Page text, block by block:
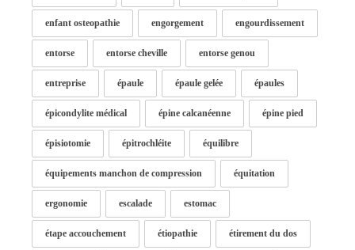
enfant osteopathie engorgement engourdissement
entorse entorse cheville entorse genou
entreprise épaule épaule gelée épaules
épicondylite médical épine calcanéenne épine pied
épisiotomie épitrochléite équilibre
équipements manchon de compression équitation
ergonomie escalade estomac
étape accouchement étiopathie étirement du dos